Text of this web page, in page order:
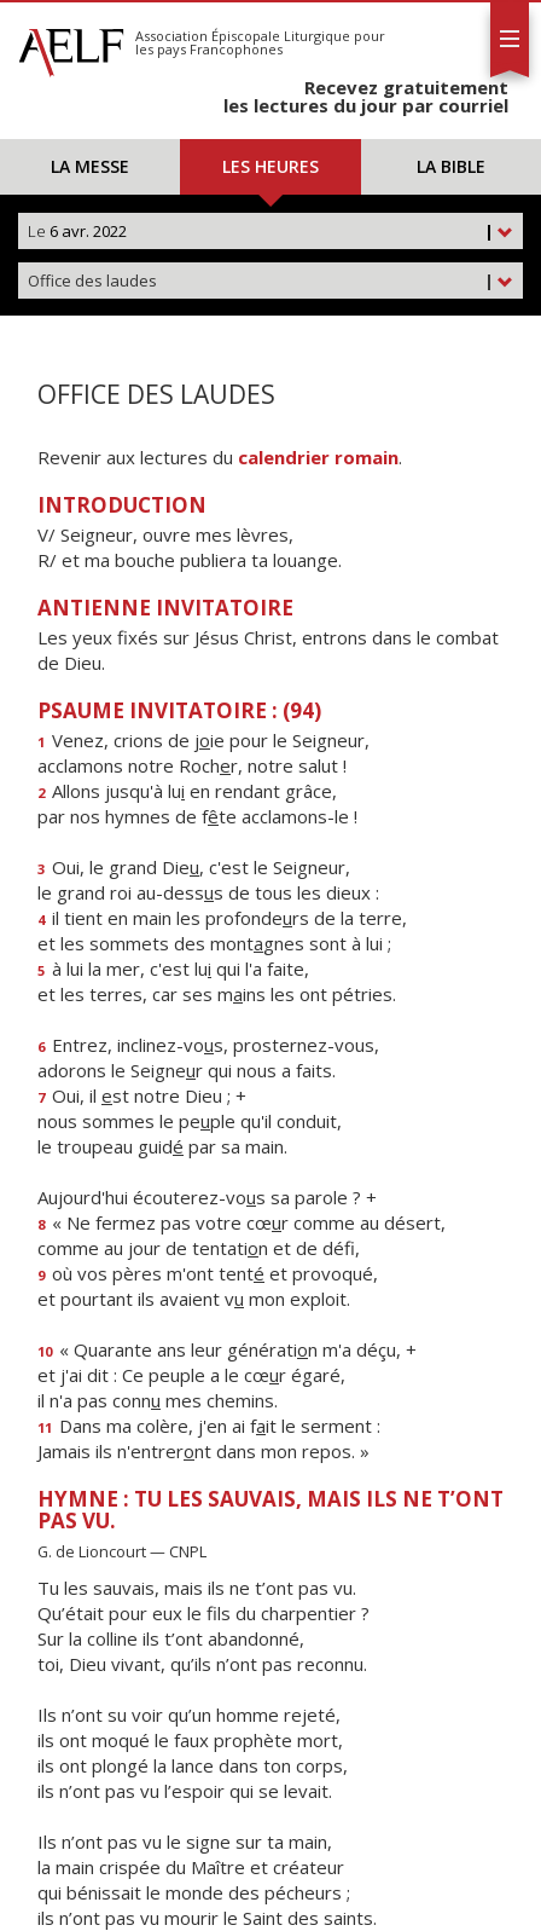
S'abonner
Calendrier
Association Épiscopale Liturgique pour
les pays Francophones
Recevez gratuitement
les lectures du jour par courriel
LA MESSE LES HEURES LA BIBLE
|
Le 6 avr. 2022
|
Office des laudes
OFFICE DES LAUDES
Revenir aux lectures du calendrier romain.
INTRODUCTION
V/ Seigneur, ouvre mes lèvres,
R/ et ma bouche publiera ta louange.
ANTIENNE INVITATOIRE
Les yeux fixés sur Jésus Christ, entrons dans le combat
de Dieu.
PSAUME INVITATOIRE : (94)
1 Venez, crions de joie pour le Seigneur,
acclamons notre Rocher, notre salut !
2 Allons jusqu'à lui en rendant grâce,
par nos hymnes de fête acclamons-le !
3 Oui, le grand Dieu, c'est le Seigneur,
le grand roi au-dessus de tous les dieux :
4 il tient en main les profondeurs de la terre,
et les sommets des montagnes sont à lui ;
5 à lui la mer, c'est lui qui l'a faite,
et les terres, car ses mains les ont pétries.
6 Entrez, inclinez-vous, prosternez-vous,
adorons le Seigneur qui nous a faits.
7 Oui, il est notre Dieu ; +
nous sommes le peuple qu'il conduit,
le troupeau guidé par sa main.
Aujourd'hui écouterez-vous sa parole ? +
8 « Ne fermez pas votre cœur comme au désert,
comme au jour de tentation et de défi,
9 où vos pères m'ont tenté et provoqué,
et pourtant ils avaient vu mon exploit.
10 « Quarante ans leur génération m'a déçu, +
et j'ai dit : Ce peuple a le cœur égaré,
il n'a pas connu mes chemins.
11 Dans ma colère, j'en ai fait le serment :
Jamais ils n'entreront dans mon repos. »
HYMNE : TU LES SAUVAIS, MAIS ILS NE T’ONT
PAS VU.
G. de Lioncourt — CNPL
Tu les sauvais, mais ils ne t’ont pas vu.
Qu’était pour eux le fils du charpentier ?
Sur la colline ils t’ont abandonné,
toi, Dieu vivant, qu’ils n’ont pas reconnu.
Ils n’ont su voir qu’un homme rejeté,
ils ont moqué le faux prophète mort,
ils ont plongé la lance dans ton corps,
ils n’ont pas vu l’espoir qui se levait.
Ils n’ont pas vu le signe sur ta main,
la main crispée du Maître et créateur
qui bénissait le monde des pécheurs ;
ils n’ont pas vu mourir le Saint des saints.